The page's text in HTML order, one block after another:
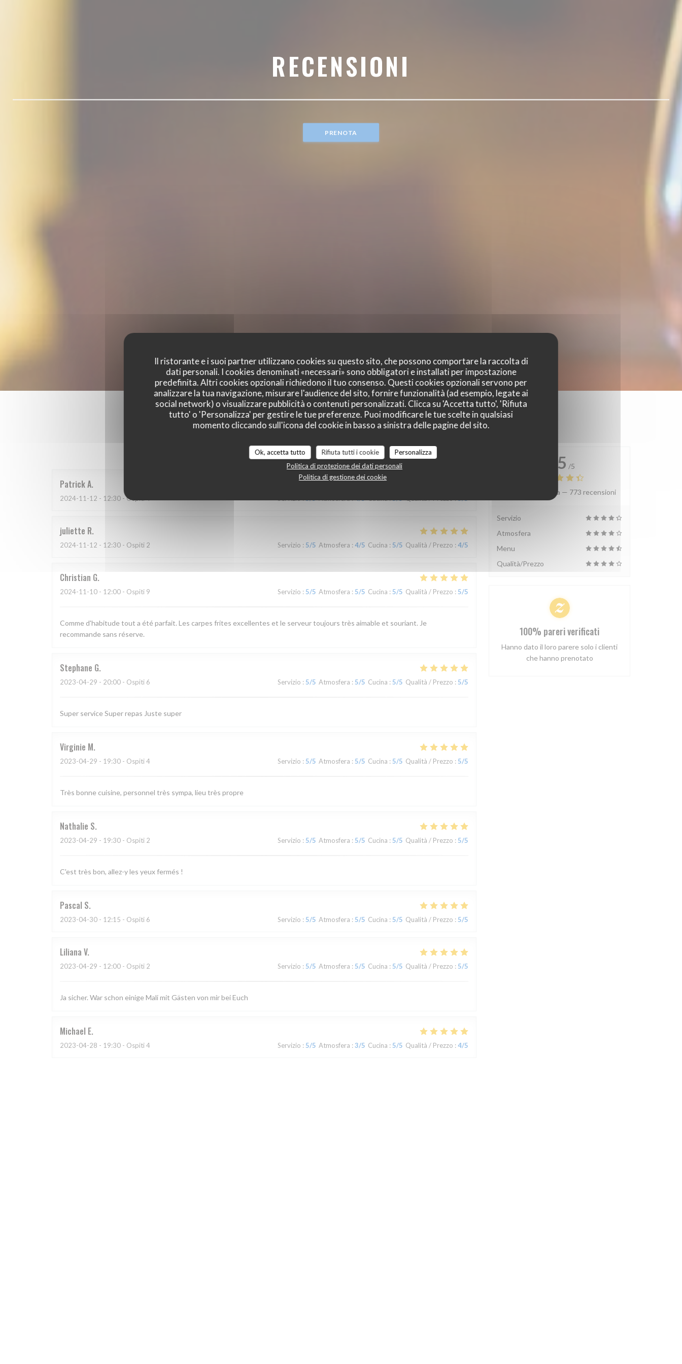
Il ristorante e i suoi partner utilizzano cookies su questo sito, che possono comportare la raccolta di
dati personali. I cookies denominati «necessari» sono obbligatori e installati per impostazione
predefinita. Altri cookies opzionali richiedono il tuo consenso. Questi cookies opzionali servono per
analizzare la tua navigazione, misurare l'audience del sito, fornire funzionalità (ad esempio, legate ai
social network) o visualizzare pubblicità o contenuti personalizzati. Clicca su 'Accetta tutto', 'Rifiuta
tutto' o 'Personalizza' per gestire le tue preferenze. Puoi modificare le tue scelte in qualsiasi
momento cliccando sull'icona del cookie in basso a sinistra delle pagine del sito.
Ok, accetta tutto Rifiuta tutti i cookie
Personalizza
Politica di protezione dei dati personali
Politica di gestione dei cookie
RECENSIONI
PRENOTA
I pareri dei nostri clienti
PatrickA
2024-11-12 - 12:30 - Ospiti 4 Servizio:5/5 Atmosfera:4/5 Cucina:5/5 Qualità / Prezzo:5/5
juliette R
2024-11-12 - 12:30 - Ospiti 2 Servizio : 5/5 Atmosfera : 4/5 Cucina : 5/5 Qualità / Prezzo : 4/5
Christian G
2024-11-10 - 12:00 - Ospiti 9 Servizio : 5/5 Atmosfera : 5/5 Cucina : 5/5 Qualità / Prezzo : 5/5
Comme d'habitude tout a été parfait. Les carpes frites excellentes et le serveur toujours très aimable et souriant. Je
recommande sans réserve.
Stephane G
2023-04-29 - 20:00 - Ospiti 6 Servizio : 5/5 Atmosfera : 5/5 Cucina : 5/5 Qualità / Prezzo : 5/5
Super service Super repas Juste super
Virginie M
2023-04-29 - 19:30 - Ospiti 4 Servizio : 5/5 Atmosfera : 5/5 Cucina : 5/5 Qualità / Prezzo : 5/5
Très bonne cuisine, personnel très sympa, lieu très propre
Nathalie S
2023-04-29 - 19:30 - Ospiti 2 Servizio : 5/5 Atmosfera : 5/5 Cucina : 5/5 Qualità / Prezzo : 5/5
C'est très bon, allez-y les yeux fermés !
Pascal S
2023-04-30 - 12:15 - Ospiti 6 Servizio : 5/5 Atmosfera : 5/5 Cucina : 5/5 Qualità / Prezzo : 5/5
Liliana V
2023-04-29 - 12:00 - Ospiti 2 Servizio : 5/5 Atmosfera : 5/5 Cucina : 5/5 Qualità / Prezzo : 5/5
Ja sicher. War schon einige Mali mit Gästen von mir bei Euch
Michael E
2023-04-28 - 19:30 - Ospiti 4 Servizio : 5/5 Atmosfera : 3/5 Cucina : 5/5 Qualità / Prezzo : 4/5
4.5 /5
Valutazione media — 773 recensioni
Servizio
Atmosfera
Menu
Qualità/Prezzo
100% pareri verificati
Hanno dato il loro parere solo i clienti
che hanno prenotato